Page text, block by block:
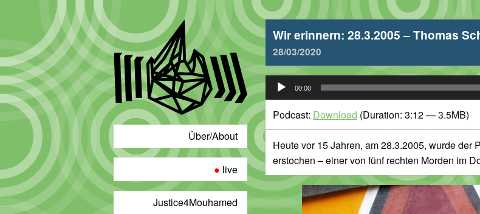
Über/About
live
Justice4Mouhamed
Wir erinnern: 28.3.2005 – Thomas
28/03/2020
Audio-
Player
00:00
Podcast: Download (Duration: 3:12 — 3.5MB)
Heute vor 15 Jahren, am 28.3.2005, wurde
erstochen – einer von fünf rechten Morden im